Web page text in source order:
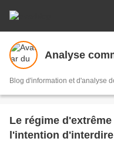
Analyse
Blog d'information et d'analyse
Le régime
l'intention